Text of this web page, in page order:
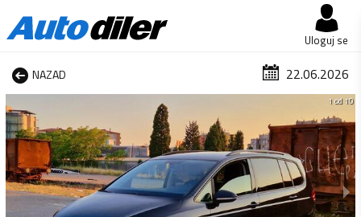
Uloguj se
NAZAD 22.06.2026
1 od 10